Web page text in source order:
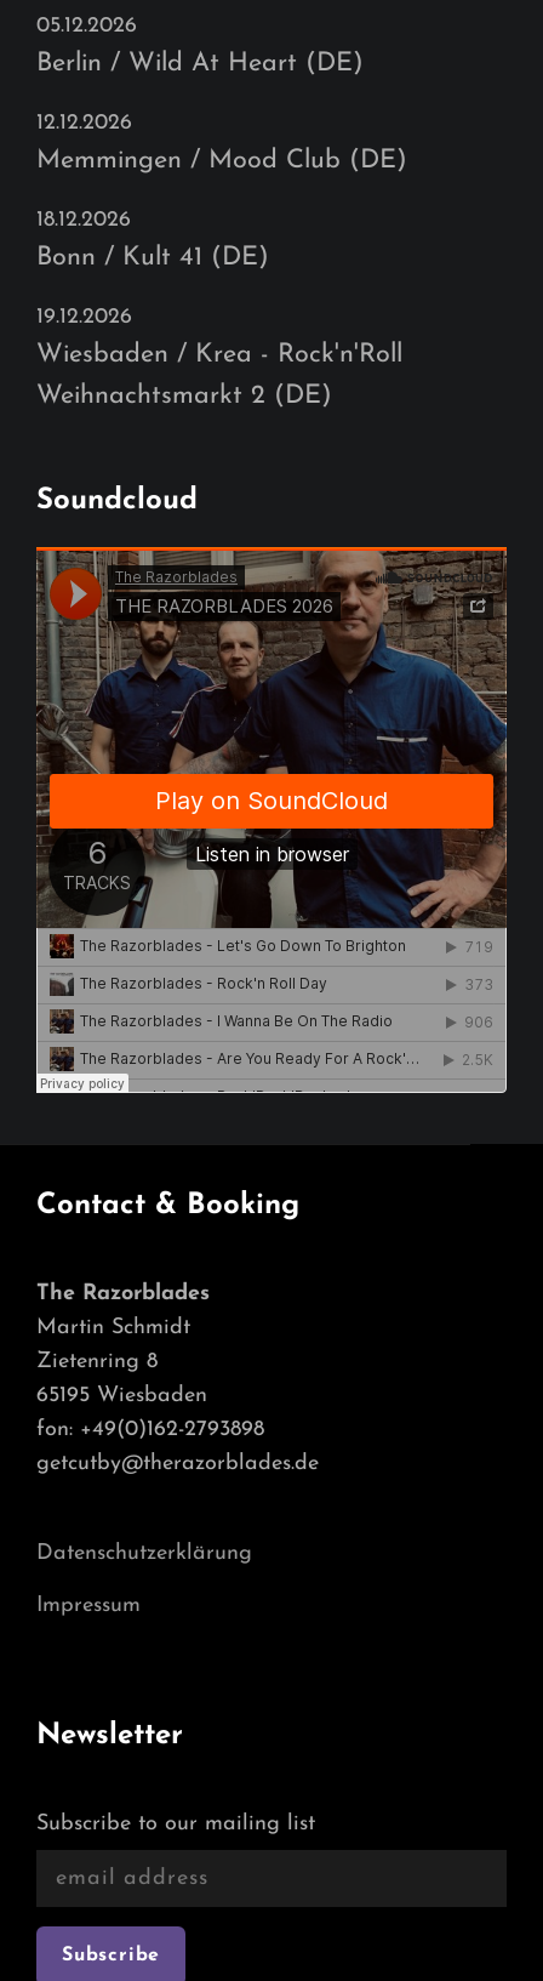
05.12.2026
Berlin / Wild At Heart (DE)
12.12.2026
Memmingen / Mood Club (DE)
18.12.2026
Bonn / Kult 41 (DE)
19.12.2026
Wiesbaden / Krea - Rock'n'Roll
Weihnachtsmarkt 2 (DE)
Soundcloud
Contact & Booking
The Razorblades
Martin Schmidt
Zietenring 8
65195 Wiesbaden
fon: +49(0)162-2793898
getcutby@therazorblades.de
Datenschutzerklärung
Impressum
Newsletter
Subscribe to our mailing list